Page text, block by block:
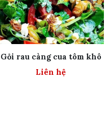
Gỏi rau càng cua tôm khô
Liên hệ